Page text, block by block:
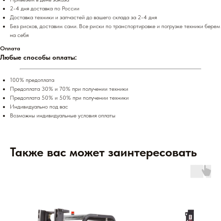
2-4 дня доставка по России
Доставка техники и запчастей до вашего склада за 2-4 дня
Без рисков, доставим сами. Все риски по транспортировке и погрузке техники берем
на себя
Оплата
Любые способы оплаты:
100% предоплата
Предоплата 30% и 70% при получении техники
Предоплата 50% и 50% при получении техники
Индивидуально под вас
Возможны индивидуальные условия оплаты
Также вас может заинтересовать